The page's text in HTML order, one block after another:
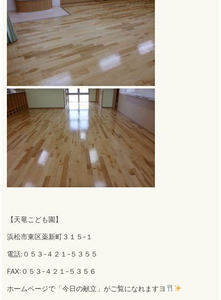
【天竜こども園】
浜松市東区薬新町３１５-１
電話:０５３-４２１-５３５５
FAX:０５３-４２１-５３５６
ホームページで「今日の献立」がご覧になれますヨ